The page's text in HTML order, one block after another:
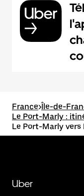
France>Île-de-
Le Port-Marly :
Le Port-Marly vers
Uber